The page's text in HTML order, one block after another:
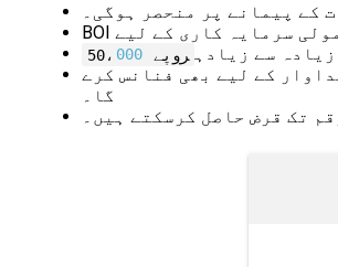
کے پیمانے پر منحصر ہوگی۔
سرمایہ کاری کے لیے
سے زیادہ روپے 50، 000
رسیدوں اور مارکیٹنگ کی پیداوار کے لیے بھی فنانس کرے
گا۔